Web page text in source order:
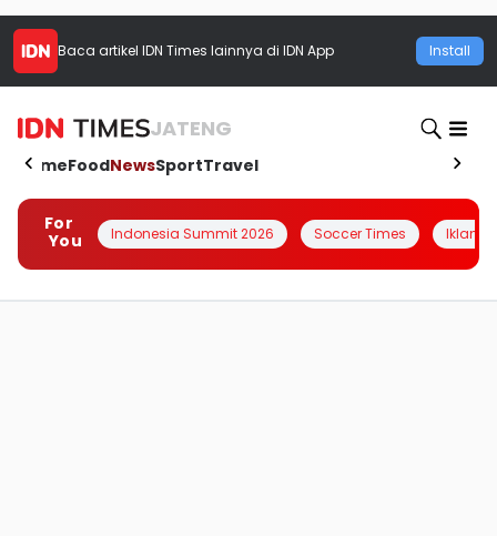
Baca artikel IDN Times lainnya di IDN App Install
JATENG
HomeFoodNewsSportTravel
For
You
Indonesia Summit 2026 Soccer Times Iklanin